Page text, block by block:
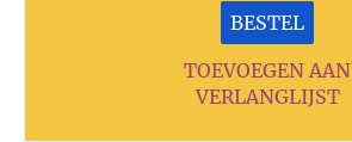
BESTEL
TOEVOEGEN AAN
VERLANGLIJST